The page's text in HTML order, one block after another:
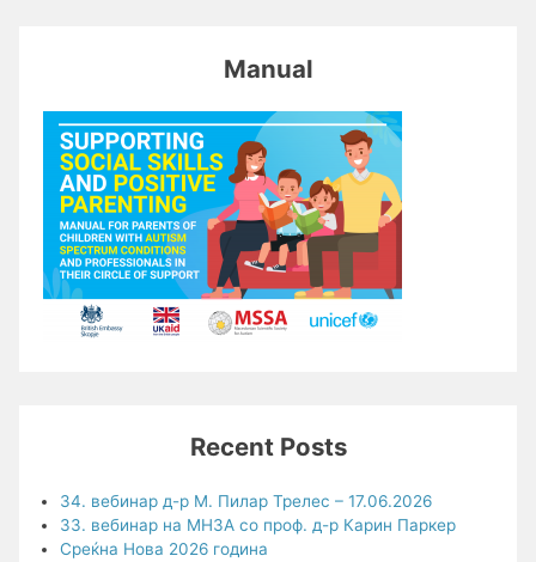
Manual
Recent Posts
34. вебинар д-р М. Пилар Трелес – 17.06.2026
33. вебинар на МНЗА со проф. д-р Карин Паркер
Среќна Нова 2026 година